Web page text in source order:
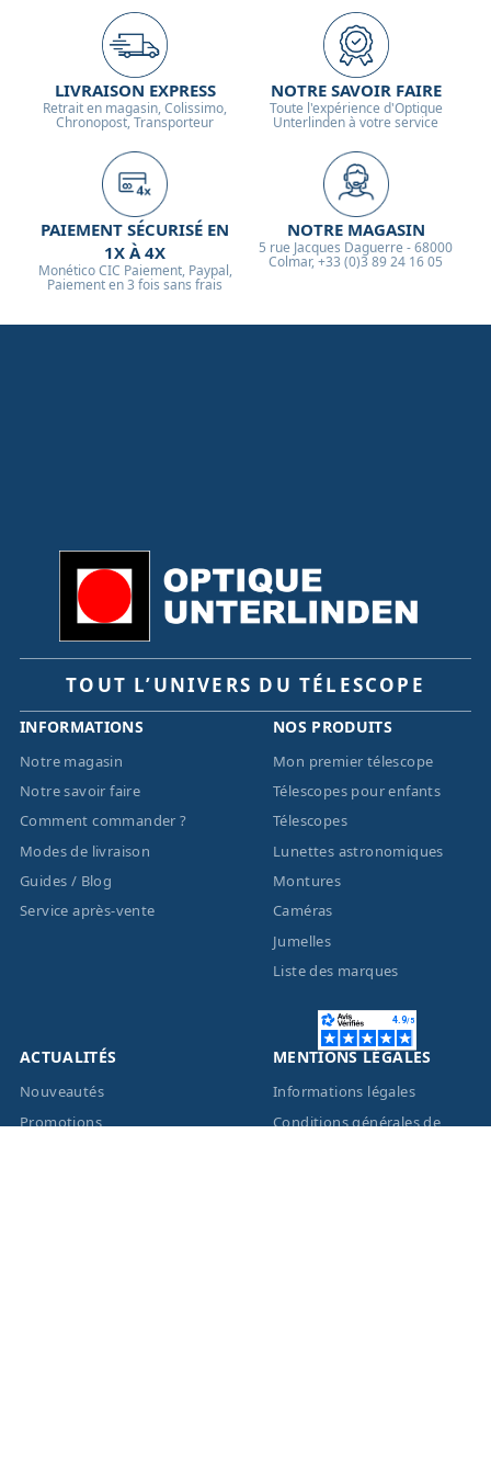
LIVRAISON EXPRESS
Retrait en magasin, Colissimo,
Chronopost, Transporteur
NOTRE SAVOIR FAIRE
Toute l'expérience d'Optique
Unterlinden à votre service
PAIEMENT SÉCURISÉ EN
1X À 4X
Monético CIC Paiement, Paypal,
Paiement en 3 fois sans frais
NOTRE MAGASIN
5 rue Jacques Daguerre - 68000
Colmar, +33 (0)3 89 24 16 05
TOUT L’UNIVERS DU TÉLESCOPE
INFORMATIONS
Notre magasin
Notre savoir faire
Comment commander ?
Modes de livraison
Guides / Blog
Service après-vente
NOS PRODUITS
Mon premier télescope
Télescopes pour enfants
Télescopes
Lunettes astronomiques
Montures
Caméras
Jumelles
Liste des marques
ACTUALITÉS
Nouveautés
Promotions
MENTIONS LÉGALES
Informations légales
Conditions générales de